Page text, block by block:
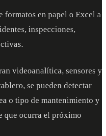
formatos en papel o Excel a
inspecciones,
videoanalítica, sensores y
se pueden detectar
o tipo de mantenimiento y
que ocurra el próximo